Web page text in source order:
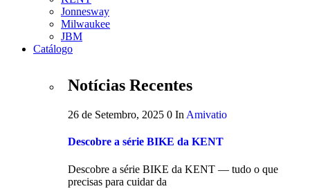
Jonnesway
Milwaukee
JBM
Catálogo
Notícias Recentes
26 de Setembro, 2025 0 In Amivatio
Descobre a série BIKE da KENT
Descobre a série BIKE da KENT — tudo o que
precisas para cuidar da